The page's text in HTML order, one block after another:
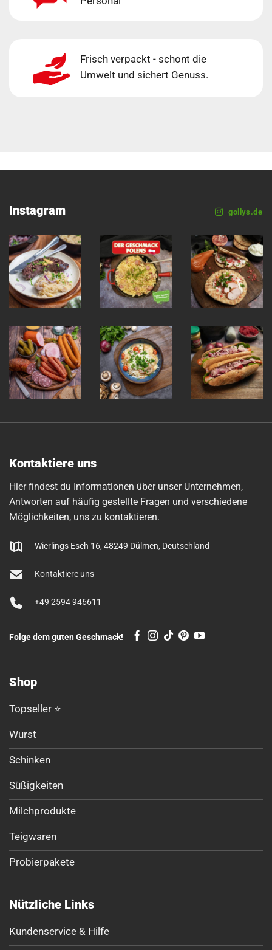
Frisch verpackt - schont die
Umwelt und sichert Genuss.
Instagram gollys.de
Kontaktiere uns
Hier findest du Informationen über unser Unternehmen,
Antworten auf häufig gestellte Fragen und verschiedene
Möglichkeiten, uns zu kontaktieren.
Wierlings Esch 16, 48249 Dülmen, Deutschland
Kontaktiere uns
+49 2594 946611
Folge dem guten Geschmack!
Shop
Topseller ⭐
Wurst
Schinken
Süßigkeiten
Milchprodukte
Teigwaren
Probierpakete
Nützliche Links
Kundenservice & Hilfe